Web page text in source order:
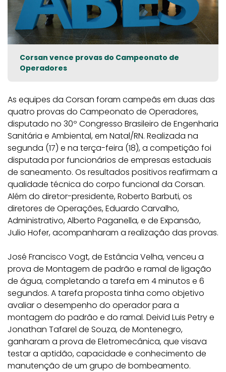
Corsan vence provas do Campeonato de
Operadores
As equipes da Corsan foram campeãs em duas das
quatro provas do Campeonato de Operadores,
disputado no 30º Congresso Brasileiro de Engenharia
Sanitária e Ambiental, em Natal/RN. Realizada na
segunda (17) e na terça-feira (18), a competição foi
disputada por funcionários de empresas estaduais
de saneamento. Os resultados positivos reafirmam a
qualidade técnica do corpo funcional da Corsan.
Além do diretor-presidente, Roberto Barbuti, os
diretores de Operações, Eduardo Carvalho,
Administrativo, Alberto Paganella, e de Expansão,
Julio Hofer, acompanharam a realização das provas.
José Francisco Vogt, de Estância Velha, venceu a
prova de Montagem de padrão e ramal de ligação
de água, completando a tarefa em 4 minutos e 6
segundos. A tarefa proposta tinha como objetivo
avaliar o desempenho do operador para a
montagem do padrão e do ramal. Deivid Luis Petry e
Jonathan Tafarel de Souza, de Montenegro,
ganharam a prova de Eletromecânica, que visava
testar a aptidão, capacidade e conhecimento de
manutenção de um grupo de bombeamento.